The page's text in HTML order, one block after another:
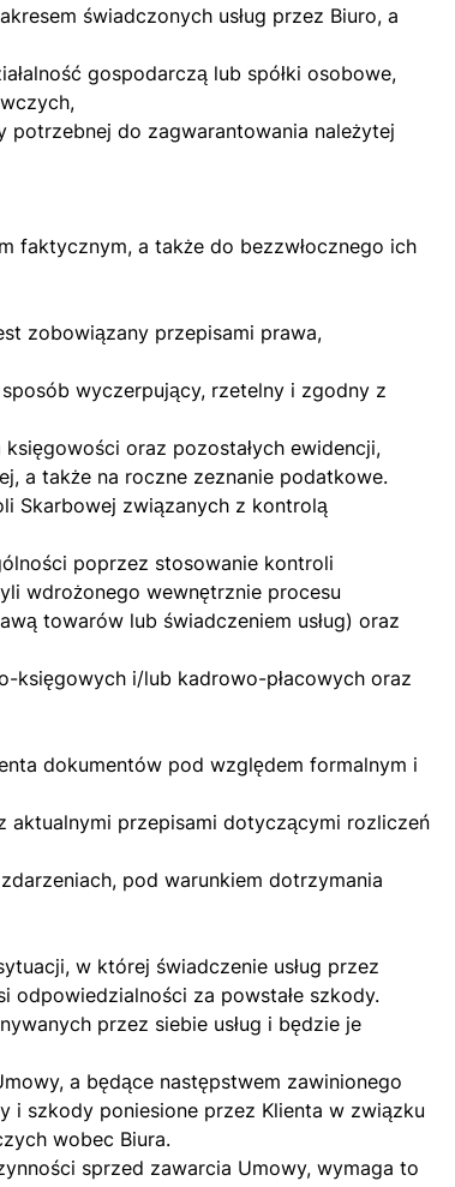
świadczonych usług przez Biuro, a
gospodarczą lub spółki osobowe,
do zagwarantowania należytej
faktycznym, a także do bezzwłocznego ich
zobowiązany przepisami prawa,
wyczerpujący, rzetelny i zgodny z
oraz pozostałych ewidencji,
a także na roczne zeznanie podatkowe.
Skarbowej związanych z kontrolą
poprzez stosowanie kontroli
wdrożonego wewnętrznie procesu
towarów lub świadczeniem usług) oraz
księgowych i/lub kadrowo-płacowych oraz
dokumentów pod względem formalnym i
aktualnymi przepisami dotyczącymi rozliczeń
pod warunkiem dotrzymania
w której świadczenie usług przez
odpowiedzialności za powstałe szkody.
przez siebie usług i będzie je
a będące następstwem zawinionego
i szkody poniesione przez Klienta w związku
wobec Biura.
sprzed zawarcia Umowy, wymaga to